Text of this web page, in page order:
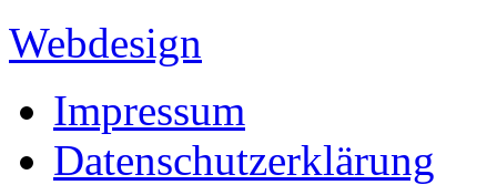
Webdesign
Impressum
Datenschutzerklärung